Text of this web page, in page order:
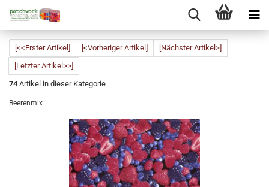
[<<Erster Artikel] [<Vorheriger Artikel]
[Nächster Artikel>]
[Letzter Artikel>>]
74 Artikel in dieser Kategorie
Beerenmix